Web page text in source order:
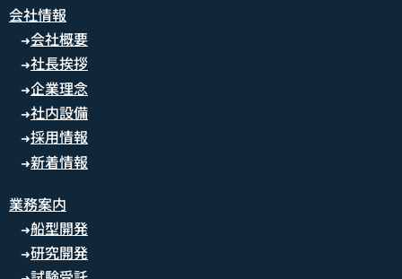
会社情報
➜会社概要
➜社長挨拶
➜企業理念
➜社内設備
➜採用情報
➜新着情報
業務案内
➜船型開発
➜研究開発